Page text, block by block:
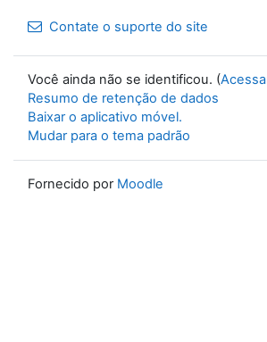
Contate o suporte do site
Você ainda não se identificou. (
Resumo de retenção de dados
Baixar o aplicativo móvel.
Mudar para o tema padrão
Fornecido por Moodle